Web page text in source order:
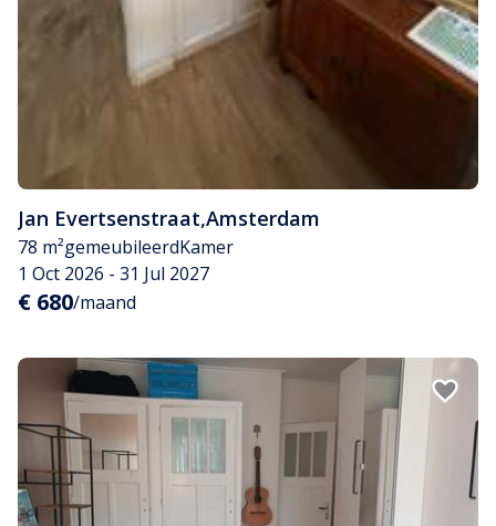
Jan Evertsenstraat,Amsterdam
78 m²gemeubileerdKamer
1 Oct 2026 - 31 Jul 2027
€ 680/maand